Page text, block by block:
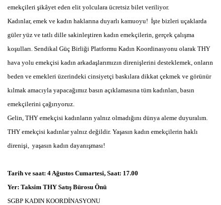
emekçileri şikâyet eden elit yolculara ücretsiz bilet veriliyor.
Kadınlar, emek ve kadın haklarına duyarlı kamuoyu! İşte bizleri uçaklarda
güler yüz ve tatlı dille sakinleştiren kadın emekçilerin, gerçek çalışma
koşulları. Sendikal Güç Birliği Platformu Kadın Koordinasyonu olarak THY
hava yolu emekçisi kadın arkadaşlarımızın direnişlerini desteklemek, onların
beden ve emekleri üzerindeki cinsiyetçi baskılara dikkat çekmek ve görünür
kılmak amacıyla yapacağımız basın açıklamasına tüm kadınları, basın
emekçilerini çağırıyoruz.
Gelin, THY emekçisi kadınların yalnız olmadığını dünya aleme duyuralım.
THY emekçisi kadınlar yalnız değildir. Yaşasın kadın emekçilerin haklı
direnişi,
yaşasın kadın dayanışması!
Tarih ve saat: 4 Ağustos Cumartesi, Saat: 17.00
Yer: Taksim THY Satış Bürosu Önü
SGBP KADIN KOORDİNASYONU